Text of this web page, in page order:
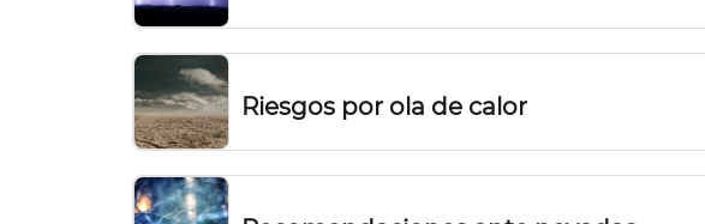
Riesgos por ola de calor